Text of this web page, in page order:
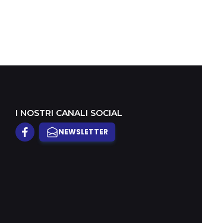
I NOSTRI CANALI SOCIAL
NEWSLETTER